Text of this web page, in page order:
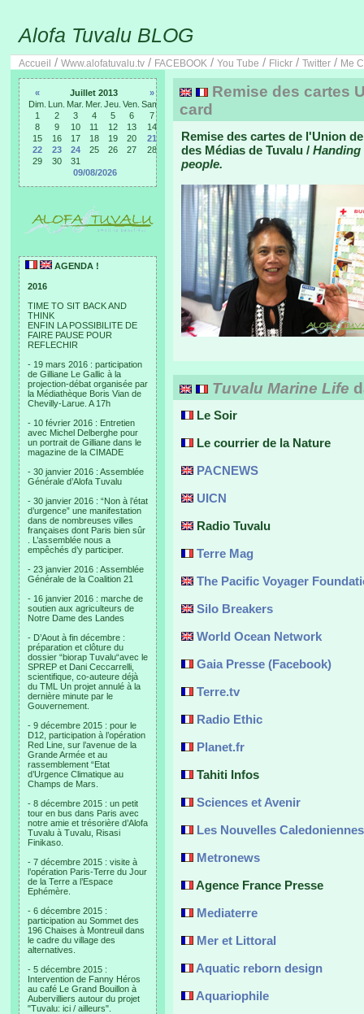
Alofa Tuvalu BLOG
Accueil / Www.alofatuvalu.tv / FACEBOOK / You Tube / Flickr / Twitter / Me
« Juillet 2013
»
Dim. Lun. Mar. Mer. Jeu. Ven. Sam.
1
2 3 4 5 6
7
8
9 10 11 12 13
14
15
16 17 18 19 20
21
22
23 24 25 26 27
28
29
30
31
09/08/2026
AGENDA !
2016
TIME TO SIT BACK AND
THINK
ENFIN LA POSSIBILITE DE
FAIRE PAUSE POUR
REFLECHIR
- 19 mars 2016 : participation
de Gilliane Le Gallic à la
projection-débat organisée par
la Médiathèque Boris Vian de
Chevilly-Larue. A 17h
- 10 février 2016 : Entretien
avec Michel Delberghe pour
un portrait de Gilliane dans le
magazine de la CIMADE
- 30 janvier 2016 : Assemblée
Générale d’Alofa Tuvalu
- 30 janvier 2016 : “Non à l’état
d’urgence” une manifestation
dans de nombreuses villes
françaises dont Paris bien sûr
. L’assemblée nous a
empêchés d’y participer.
- 23 janvier 2016 : Assemblée
Générale de la Coalition 21
- 16 janvier 2016 : marche de
soutien aux agriculteurs de
Notre Dame des Landes
- D’Aout à fin décembre :
préparation et clôture du
dossier “biorap Tuvalu“avec le
SPREP et Dani Ceccarrelli,
scientifique, co-auteure déjà
du TML Un projet annulé à la
dernière minute par le
Gouvernement.
- 9 décembre 2015 : pour le
D12, participation à l’opération
Red Line, sur l’avenue de la
Grande Armée et au
rassemblement “Etat
d’Urgence Climatique au
Champs de Mars.
- 8 décembre 2015 : un petit
tour en bus dans Paris avec
notre amie et trésorière d’Alofa
Tuvalu à Tuvalu, Risasi
Finikaso.
- 7 décembre 2015 : visite à
l’opération Paris-Terre du Jour
de la Terre a l’Espace
Ephémère.
- 6 décembre 2015 :
participation au Sommet des
196 Chaises à Montreuil dans
le cadre du village des
alternatives.
- 5 décembre 2015 :
Intervention de Fanny Héros
au café Le Grand Bouillon à
Aubervilliers autour du projet
"Tuvalu: ici / ailleurs".
Remise des cartes
card
Remise des cartes de l'Union
des Médias de Tuvalu / Handing
people.
Tuvalu Marine Life
Le Soir
Le courrier de la Nature
PACNEWS
UICN
Radio Tuvalu
Terre Mag
The Pacific Voyager
Silo Breakers
World Ocean Network
Gaia Presse (Facebook)
Terre.tv
Radio Ethic
Planet.fr
Tahiti Infos
Sciences et Avenir
Les Nouvelles Caledoniennes
Metronews
Agence France Presse
Mediaterre
Mer et Littoral
Aquatic reborn design
Aquariophile